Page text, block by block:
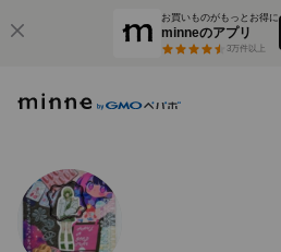
お買いものがもっとお得に
minneのアプリ
3万件以上